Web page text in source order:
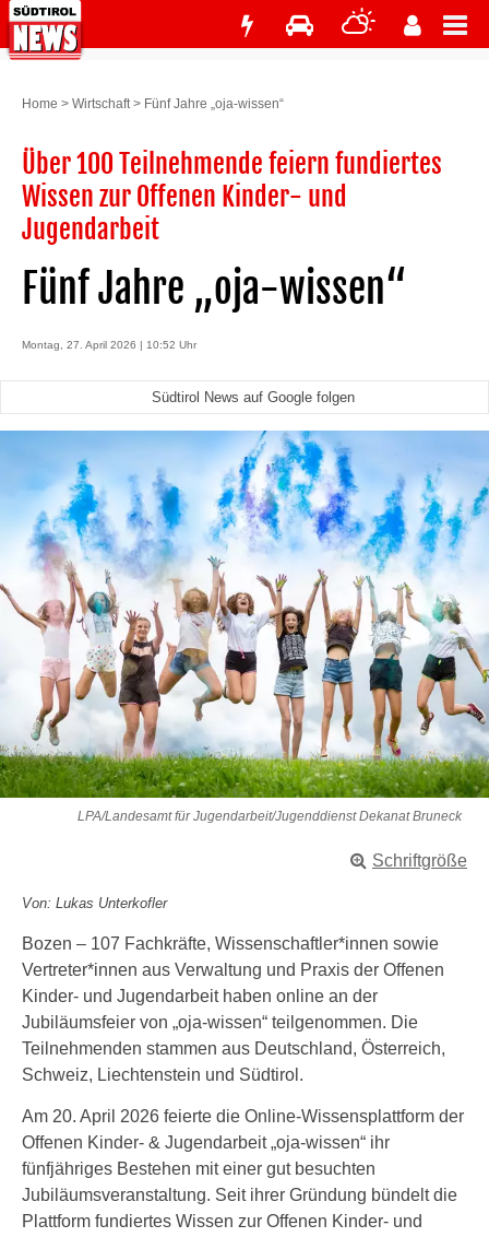
Home > Wirtschaft> Fünf Jahre „oja-wissen“
Über 100 Teilnehmende feiern fundiertes
Wissen zur Offenen Kinder- und
Jugendarbeit
Fünf Jahre „oja-wissen“
Montag, 27. April 2026 | 10:52 Uhr
Südtirol News auf Google folgen
LPA/Landesamt für Jugendarbeit/Jugenddienst Dekanat Bruneck
Schriftgröße
Von: Lukas Unterkofler
Bozen – 107 Fachkräfte, Wissenschaftler*innen sowie
Vertreter*innen aus Verwaltung und Praxis der Offenen
Kinder- und Jugendarbeit haben online an der
Jubiläumsfeier von „oja-wissen“ teilgenommen. Die
Teilnehmenden stammen aus Deutschland, Österreich,
Schweiz, Liechtenstein und Südtirol.
Am 20. April 2026 feierte die Online-Wissensplattform der
Offenen Kinder- & Jugendarbeit „oja-wissen“ ihr
fünfjähriges Bestehen mit einer gut besuchten
Jubiläumsveranstaltung. Seit ihrer Gründung bündelt die
Plattform fundiertes Wissen zur Offenen Kinder- und